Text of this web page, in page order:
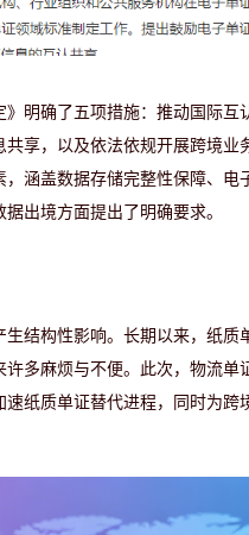
》明确了五项措施：推动国际互
享，以及依法依规开展跨境业
，涵盖数据存储完整性保障、
出境方面提出了明确要求。
结构性影响。长期以来，纸
多麻烦与不便。此次，物流
纸质单证替代进程，同时为跨